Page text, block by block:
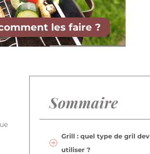
les faire ?
Sommaire
Grill : quel type de gril
utiliser ?